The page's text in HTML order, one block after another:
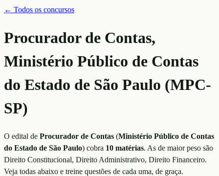
← Todos os concursos
Procurador de Contas,
Ministério Público de Contas
do Estado de São Paulo (MPC-
SP)
O edital de Procurador de Contas (Ministério Público de Contas
do Estado de São Paulo) cobra 10 matérias. As de maior peso são
Direito Constitucional, Direito Administrativo, Direito Financeiro.
Veja todas abaixo e treine questões de cada uma, de graça.